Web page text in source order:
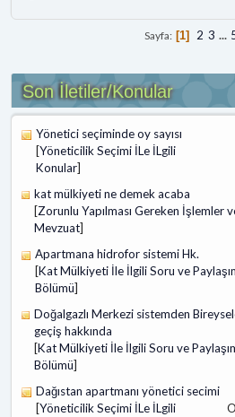
Sayfa 1 2 3 ...
Son İletiler/Konular
Yönetici seçiminde oy sayısı
[Yöneticilik Seçimi İLe İLgili
Konular]
kat mülkiyeti ne demek acaba
[Zorunlu Yapılması Gereken İşlemler
Mevzuat]
Apartmana hidrofor sistemi Hk.
[Kat Mülkiyeti İle İlgili Soru ve
Bölümü]
Doğalgazlı Merkezi sistemden
geçiş hakkında
[Kat Mülkiyeti İle İlgili Soru ve
Bölümü]
Dağıstan apartmanı yönetici secimi
[Yöneticilik Seçimi İLe İLgili